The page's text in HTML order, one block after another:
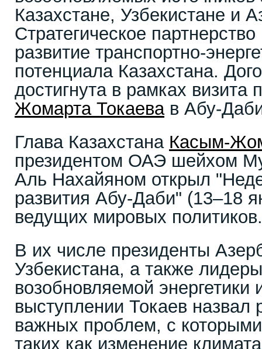
Казахстане, Узбекистане и
Стратегическое
развитие транспортно-
потенциала Казахстана.
достигнута в рамках визита
Жомарта Токаевав Абу-
Глава Казахстана Касым-
президентом ОАЭ шейхом
Аль Нахайяном открыл
развития Абу-Даби" (13–18
ведущих мировых политиков.
В их числе президенты
Узбекистана, а также
возобновляемой
выступлении Токаев назвал
важных проблем, с
таких как изменение